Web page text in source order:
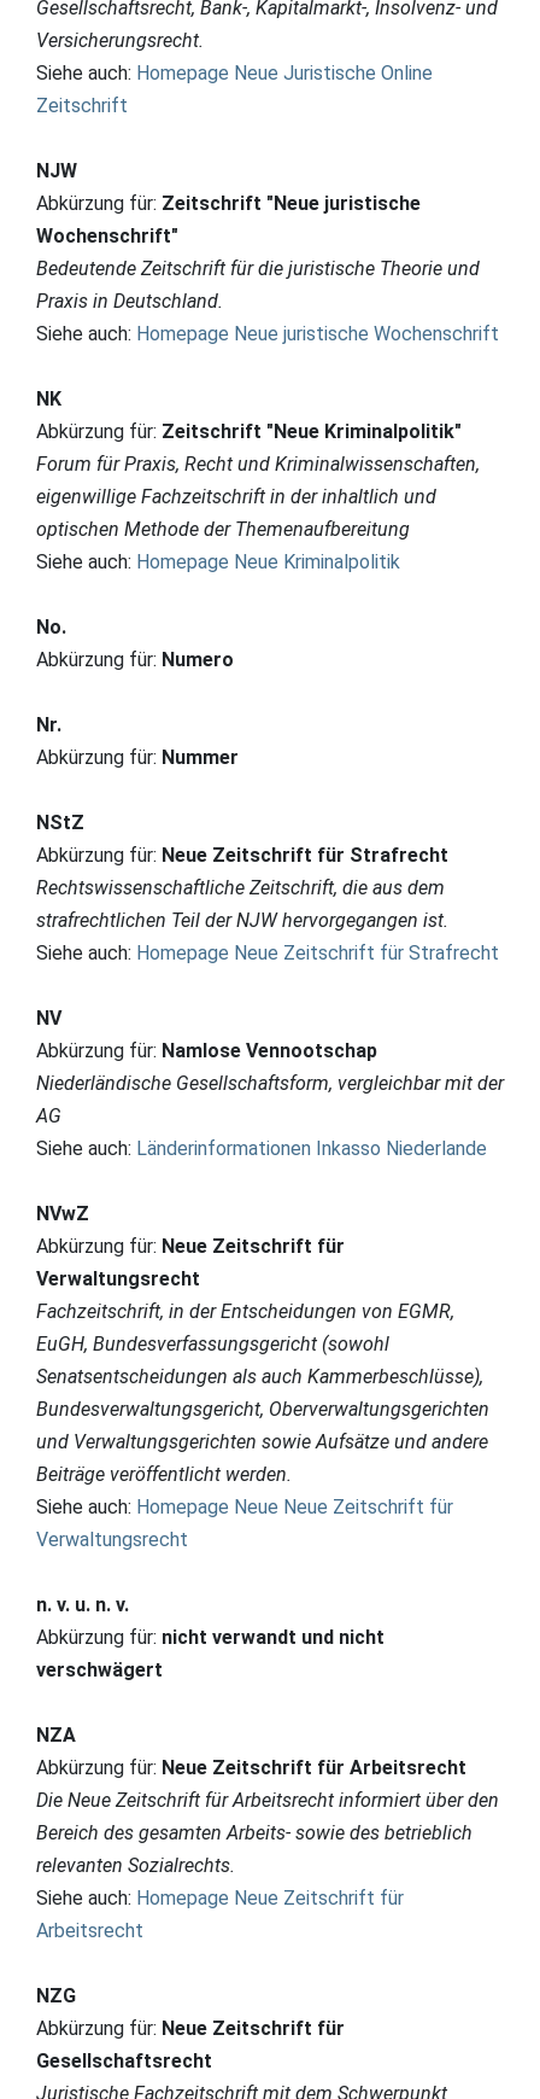
Gesellschaftsrecht, Bank-, Kapitalmarkt-, Insolvenz- und
Versicherungsrecht.
Siehe auch: Homepage Neue Juristische Online
Zeitschrift
NJW
Abkürzung für: Zeitschrift "Neue juristische
Wochenschrift"
Bedeutende Zeitschrift für die juristische Theorie und
Praxis in Deutschland.
Siehe auch: Homepage Neue juristische Wochenschrift
NK
Abkürzung für: Zeitschrift "Neue Kriminalpolitik"
Forum für Praxis, Recht und Kriminalwissenschaften,
eigenwillige Fachzeitschrift in der inhaltlich und
optischen Methode der Themenaufbereitung
Siehe auch: Homepage Neue Kriminalpolitik
No.
Abkürzung für: Numero
Nr.
Abkürzung für: Nummer
NStZ
Abkürzung für: Neue Zeitschrift für Strafrecht
Rechtswissenschaftliche Zeitschrift, die aus dem
strafrechtlichen Teil der NJW hervorgegangen ist.
Siehe auch: Homepage Neue Zeitschrift für Strafrecht
NV
Abkürzung für: Namlose Vennootschap
Niederländische Gesellschaftsform, vergleichbar mit der
AG
Siehe auch: Länderinformationen Inkasso Niederlande
NVwZ
Abkürzung für: Neue Zeitschrift für
Verwaltungsrecht
Fachzeitschrift, in der Entscheidungen von EGMR,
EuGH, Bundesverfassungsgericht (sowohl
Senatsentscheidungen als auch Kammerbeschlüsse),
Bundesverwaltungsgericht, Oberverwaltungsgerichten
und Verwaltungsgerichten sowie Aufsätze und andere
Beiträge veröffentlicht werden.
Siehe auch: Homepage Neue Neue Zeitschrift für
Verwaltungsrecht
n. v. u. n. v.
Abkürzung für: nicht verwandt und nicht
verschwägert
NZA
Abkürzung für: Neue Zeitschrift für Arbeitsrecht
Die Neue Zeitschrift für Arbeitsrecht informiert über den
Bereich des gesamten Arbeits- sowie des betrieblich
relevanten Sozialrechts.
Siehe auch: Homepage Neue Zeitschrift für
Arbeitsrecht
NZG
Abkürzung für: Neue Zeitschrift für
Gesellschaftsrecht
Juristische Fachzeitschrift mit dem Schwerpunkt